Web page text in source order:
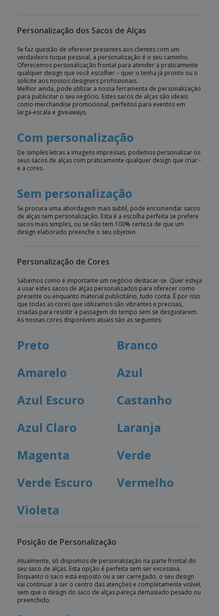
Personalização dos Sacos de Alças
Se faz questão de oferecer presentes aos clientes com um
verdadeiro toque pessoal, a personalização é o seu caminho.
Oferecemos personalização frontal para atender a praticamente
qualquer design que você escolher – quer o tenha já pronto ou o
solicite aos nossos designers profissionais.
Melhor ainda, pode utilizar a nossa ferramenta de personalização
para publicitar o seu negócio. Estes sacos de alças são ideais
como merchandise promocional, perfeitos para eventos em
larga-escala e giveaways.
Com personalização
De simples letras a imagens impressas, podemos personalizar os
seus sacos de alças com praticamente qualquer design que criar -
e a cores.
Sem personalização
Se procura uma abordagem mais subtil, pode encomendar sacos
de alças sem personalização. Esta é a escolha perfeita se prefere
sacos mais simples, ou se não tem 100% certeza de que um
design elaborado preenche o seu objetivo.
Personalização de Cores
Sabemos como é importante um negócio destacar-se. Quer esteja
a usar estes sacos de alças personalizados para oferecer como
presente ou enquanto material publicitário, tudo conta. É por isso
que todas as cores que utilizamos são vibrantes e precisas,
criadas para resistir à passagem do tempo sem se desgastarem.
As nossas cores disponíveis atuais são as seguintes:
Preto
Branco
Amarelo
Azul
Azul Escuro
Castanho
Azul Claro
Laranja
Magenta
Verde
Verde Escuro
Vermelho
Violeta
Posição de Personalização
Atualmente, só dispomos de personalização na parte frontal do
seu saco de alças. Esta opção é perfeita sem ser excessiva.
Enquanto o saco está exposto ou a ser carregado, o seu design
vai continuar a ser o centro das atenções e completamente visível,
sem que o design do saco de alças pareça demasiado pesado ou
preenchido.